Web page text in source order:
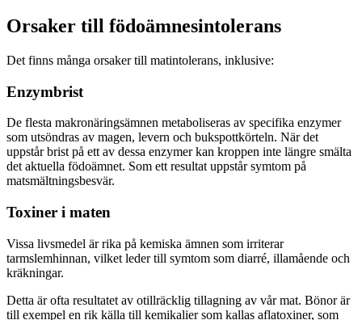
Orsaker till födoämnesintolerans
Det finns många orsaker till matintolerans, inklusive:
Enzymbrist
De flesta makronäringsämnen metaboliseras av specifika enzymer
som utsöndras av magen, levern och bukspottkörteln. När det
uppstår brist på ett av dessa enzymer kan kroppen inte längre smälta
det aktuella födoämnet. Som ett resultat uppstår symtom på
matsmältningsbesvär.
Toxiner i maten
Vissa livsmedel är rika på kemiska ämnen som irriterar
tarmslemhinnan, vilket leder till symtom som diarré, illamående och
kräkningar.
Detta är ofta resultatet av otillräcklig tillagning av vår mat. Bönor är
till exempel en rik källa till kemikalier som kallas aflatoxiner, som